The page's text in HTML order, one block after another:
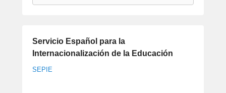
Servicio Español para la
Internacionalización de la Educación
SEPIE